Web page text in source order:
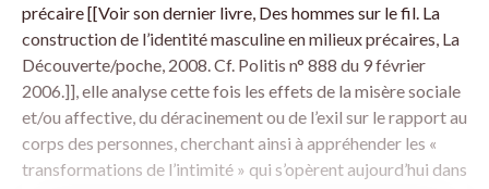
précaire [[Voir son dernier livre, Des hommes sur le fil. La
construction de l’identité masculine en milieux précaires, La
Découverte/poche, 2008. Cf. Politis n° 888 du 9 février
2006.]], elle analyse cette fois les effets de la misère sociale
et/ou affective, du déracinement ou de l’exil sur le rapport au
corps des personnes, cherchant ainsi à appréhender les «
transformations de l’intimité » qui s’opèrent aujourd’hui dans